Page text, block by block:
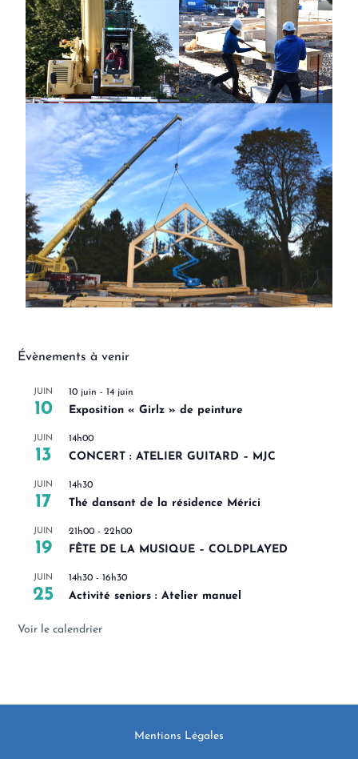
Évènements à venir
JUIN
10
10 juin -14 juin
Exposition « Girlz » de peinture
JUIN
13
14h00
CONCERT : ATELIER GUITARD – MJC
JUIN
17
14h30
Thé dansant de la résidence Mérici
JUIN
19
21h00 -22h00
FÊTE DE LA MUSIQUE – COLDPLAYED
JUIN
25
14h30 -16h30
Activité seniors : Atelier manuel
Voir le calendrier
Mentions Légales